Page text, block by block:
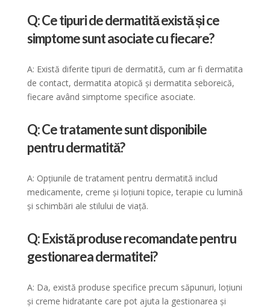
Q: Ce tipuri de dermatită există și ce
simptome sunt asociate cu fiecare?
A: Există diferite tipuri de dermatită, cum ar fi dermatita
de contact, dermatita atopică și dermatita seboreică,
fiecare având simptome specifice asociate.
Q: Ce tratamente sunt disponibile
pentru dermatită?
A: Opțiunile de tratament pentru dermatită includ
medicamente, creme și loțiuni topice, terapie cu lumină
și schimbări ale stilului de viață.
Q: Există produse recomandate pentru
gestionarea dermatitei?
A: Da, există produse specifice precum săpunuri, loțiuni
și creme hidratante care pot ajuta la gestionarea și